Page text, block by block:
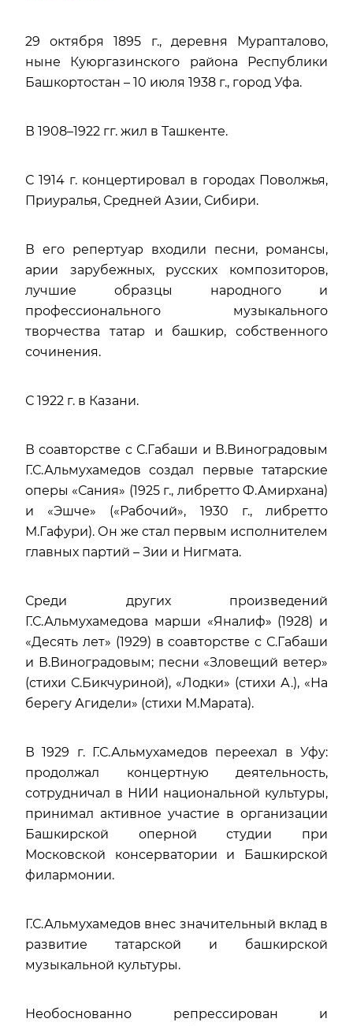
29 октября 1895 г., деревня Мурапталово,
ныне Куюргазинского района Республики
Башкортостан – 10 июля 1938 г., город Уфа.
В 1908–1922 гг. жил в Ташкенте.
С 1914 г. концертировал в городах Поволжья,
Приуралья, Средней Азии, Сибири.
В его репертуар входили песни, романсы,
арии зарубежных, русских композиторов,
лучшие образцы народного и
профессионального музыкального
творчества татар и башкир, собственного
сочинения.
С 1922 г. в Казани.
В соавторстве с С.Габаши и В.Виноградовым
Г.С.Альмухамедов создал первые татарские
оперы «Сания» (1925 г., либретто Ф.Амирхана)
и «Эшче» («Рабочий», 1930 г., либретто
М.Гафури). Он же стал первым исполнителем
главных партий – Зии и Нигмата.
Среди других произведений
Г.С.Альмухамедова марши «Яналиф» (1928) и
«Десять лет» (1929) в соавторстве с С.Габаши
и В.Виноградовым; песни «Зловещий ветер»
(стихи С.Бикчуриной), «Лодки» (стихи А.), «На
берегу Агидели» (стихи М.Марата).
В 1929 г. Г.С.Альмухамедов переехал в Уфу:
продолжал концертную деятельность,
сотрудничал в НИИ национальной культуры,
принимал активное участие в организации
Башкирской оперной студии при
Московской консерватории и Башкирской
филармонии.
Г.С.Альмухамедов внес значительный вклад в
развитие татарской и башкирской
музыкальной культуры.
Необоснованно репрессирован и